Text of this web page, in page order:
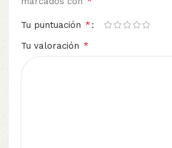
Tu puntuación *
Tu valoración *